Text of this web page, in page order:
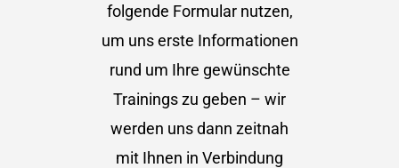
folgende Formular nutzen,
um uns erste Informationen
rund um Ihre gewünschte
Trainings zu geben – wir
werden uns dann zeitnah
mit Ihnen in Verbindung